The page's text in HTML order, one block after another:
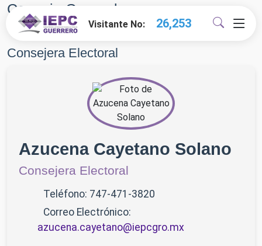
Visitante No: 27,863
Consejo General
Volver al Índice
Consejera Electoral
Azucena Cayetano Solano
Consejera Electoral
Teléfono: 747-471-3820
Correo Electrónico:
azucena.cayetano@iepcgro.mx